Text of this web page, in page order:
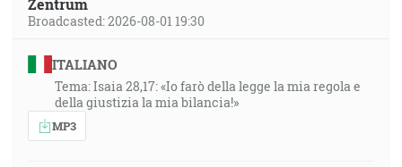
Zentrum
Broadcasted: 2026-08-01 19:30
ITALIANO
Tema: Isaia 28,17: «Io farò della legge la mia regola e
della giustizia la mia bilancia!»
MP3